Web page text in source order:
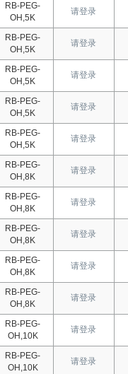
RB-PEG-
OH,5K
请登录
RB-PEG-
OH,5K
请登录
RB-PEG-
OH,5K
请登录
RB-PEG-
OH,5K
请登录
RB-PEG-
OH,5K
请登录
RB-PEG-
OH,8K
请登录
RB-PEG-
OH,8K
请登录
RB-PEG-
OH,8K
请登录
RB-PEG-
OH,8K
请登录
RB-PEG-
OH,8K
请登录
RB-PEG-
OH,10K
请登录
RB-PEG-
OH,10K
请登录